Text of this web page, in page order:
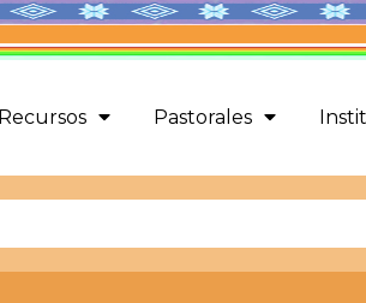
Recursos Pastorales